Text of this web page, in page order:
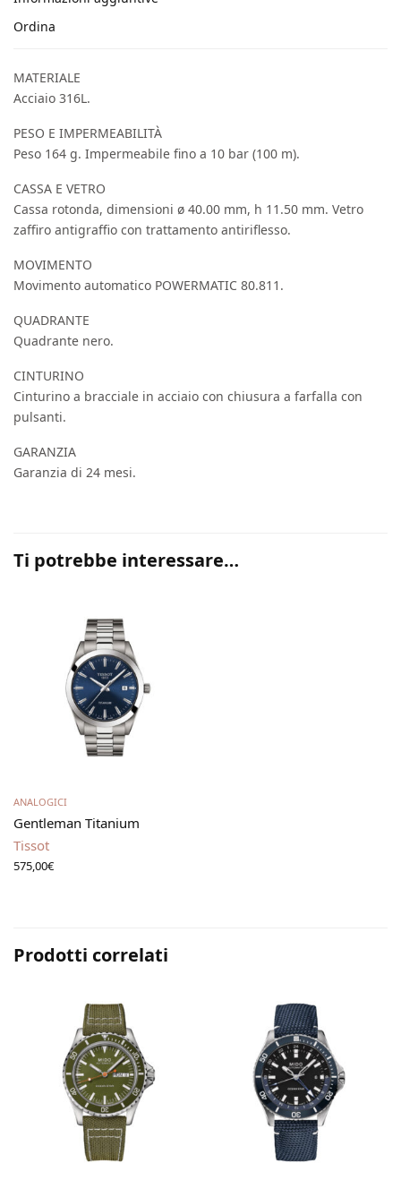
Ordina
MATERIALE
Acciaio 316L.
PESO E IMPERMEABILITÀ
Peso 164 g. Impermeabile fino a 10 bar (100 m).
CASSA E VETRO
Cassa rotonda, dimensioni ø 40.00 mm, h 11.50 mm. Vetro
zaffiro antigraffio con trattamento antiriflesso.
MOVIMENTO
Movimento automatico POWERMATIC 80.811.
QUADRANTE
Quadrante nero.
CINTURINO
Cinturino a bracciale in acciaio con chiusura a farfalla con
pulsanti.
GARANZIA
Garanzia di 24 mesi.
Ti potrebbe interessare…
Aggiungi al carrello
ANALOGICI
Gentleman Titanium
Tissot
575,00€
Prodotti correlati